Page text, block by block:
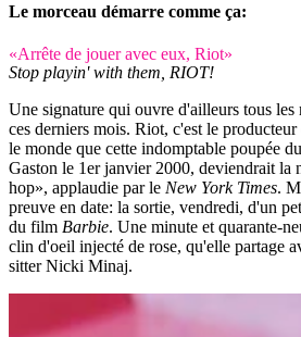
Le morceau démarre comme ça:
«Arrête de jouer avec eux, Riot»
Stop playin' with them, RIOT!
Une signature qui ouvre d'ailleurs tous les
ces derniers mois. Riot, c'est le
le monde que cette indomptable poupée
Gaston le 1er janvier 2000, deviendrait la
hop», applaudie par le New York Times.
preuve en date: la sortie, vendredi, d'un
du film Barbie. Une minute et quarante-
clin d'oeil injecté de rose, qu'elle partage
sitter Nicki Minaj.